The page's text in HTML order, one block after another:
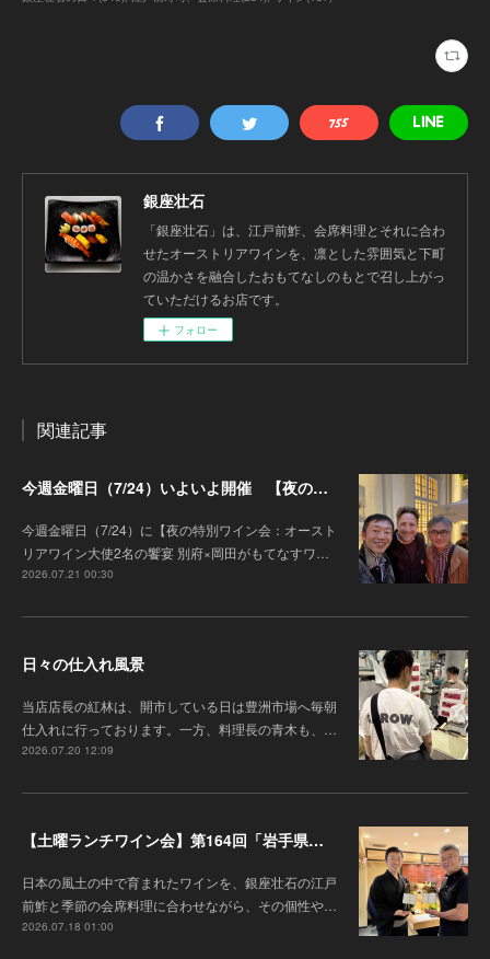
銀座壮石
「銀座壮石」は、江戸前鮓、会席料理とそれに合わ
せたオーストリアワインを、凛とした雰囲気と下町
の温かさを融合したおもてなしのもとで召し上がっ
ていただけるお店です。
フォロー
関連記事
今週金曜日（7/24）いよいよ開催 【夜の特別ワイン会】オーストリアワイン大使2名の饗宴 別府×岡田がもてなすワインペアリングの会
今週金曜日（7/24）に【夜の特別ワイン会：オースト
リアワイン大使2名の饗宴 別府×岡田がもてなすワ…
2026.07.21 00:30
日々の仕入れ風景
当店店長の紅林は、開市している日は豊洲市場へ毎朝
仕入れに行っております。一方、料理長の青木も、…
2026.07.20 12:09
【土曜ランチワイン会】第164回「岩手県『高橋葡萄園』のワインと江戸前鮓」
日本の風土の中で育まれたワインを、銀座壮石の江戸
前鮓と季節の会席料理に合わせながら、その個性や…
2026.07.18 01:00